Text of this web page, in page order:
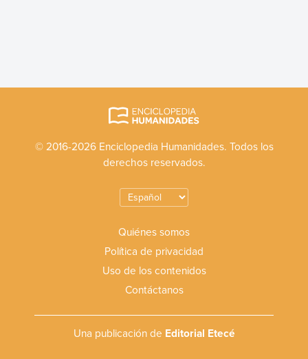
© 2016-2026 Enciclopedia Humanidades. Todos los
derechos reservados.
Quiénes somos
Política de privacidad
Uso de los contenidos
Contáctanos
Una publicación de Editorial Etecé